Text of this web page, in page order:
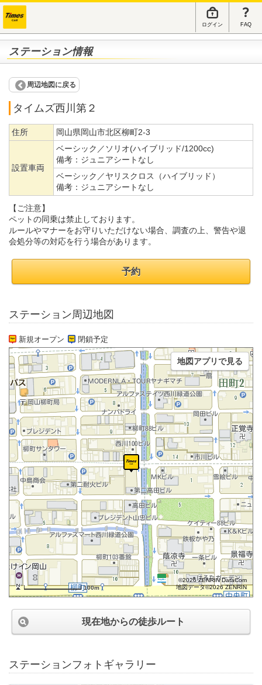
ログイン FAQ
ステーション情報
周辺地図に戻る
タイムズ西川第２
住所 岡山県岡山市北区柳町2-3
設置車両
ベーシック／ソリオ(ハイブリッド/1200cc)
備考： ジュニアシートなし
ベーシック／ヤリスクロス（ハイブリッド）
備考： ジュニアシートなし
【ご注意】
ペットの同乗は禁止しております。
ルールやマナーをお守りいただけない場合、調査の上、警告や退
会処分等の対応を行う場合があります。
予約
ステーション周辺地図
新規オープン 閉鎖予定
100m
©2026 ZENRIN DataCom
地図データ©2026 ZENRIN
地図アプリで見る
現在地からの徒歩ルート
ステーションフォトギャラリー